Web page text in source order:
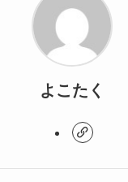
よこたく